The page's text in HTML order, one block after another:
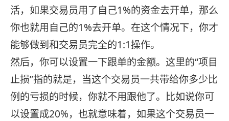
活，如果交易员用了自己1%的资金去开单，那么
你也就用自己的1%去开单。在这个情况下，你才
能够做到和交易员完全的1:1操作。
然后，你可以设置一下跟单的金额。这里的“项目
止损”指的就是，当这个交易员一共带给你多少比
例的亏损的时候，你就不用跟他了。比如说你可
以设置成20%，也就意味着，如果这个交易员一